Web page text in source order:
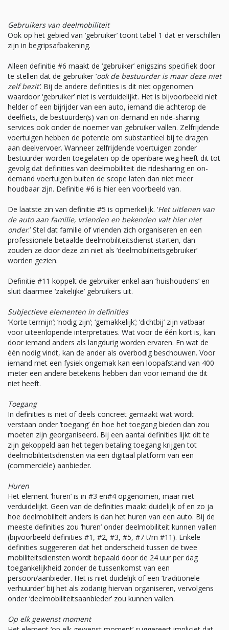
Gebruikers van deelmobiliteit
Ook op het gebied van ‘gebruiker’ toont tabel 1 dat er verschillen
zijn in begripsafbakening.
Alleen definitie #6 maakt de ‘gebruiker’ enigszins specifiek door
te stellen dat de gebruiker ‘ook de bestuurder is maar deze niet
zelf bezit’. Bij de andere definities is dit niet opgenomen
waardoor ‘gebruiker’ niet is verduidelijkt. Het is bijvoorbeeld niet
helder of een bijrijder van een auto, iemand die achterop de
deelfiets, de bestuurder(s) van on-demand en ride-sharing
services ook onder de noemer van gebruiker vallen. Zelfrijdende
voertuigen hebben de potentie om substantieel bij te dragen
aan deelvervoer. Wanneer zelfrijdende voertuigen zonder
bestuurder worden toegelaten op de openbare weg heeft dit tot
gevolg dat definities van deelmobiliteit die ridesharing en on-
demand voertuigen buiten de scope laten dan niet meer
houdbaar zijn. Definitie #6 is hier een voorbeeld van.
De laatste zin van definitie #5 is opmerkelijk. ‘Het uitlenen van
de auto aan familie, vrienden en bekenden valt hier niet
onder.’ Stel dat familie of vrienden zich organiseren en een
professionele betaalde deelmobiliteitsdienst starten, dan
zouden ze door deze zin niet als ‘deelmobiliteitsgebruiker’
worden gezien.
Definitie #11 koppelt de gebruiker enkel aan ‘huishoudens’ en
sluit daarmee ‘zakelijke’ gebruikers uit.
Subjectieve elementen in definities
‘Korte termijn’; ‘nodig zijn’; ‘gemakkelijk’; ‘dichtbij’ zijn vatbaar
voor uiteenlopende interpretaties. Wat voor de één kort is, kan
door iemand anders als langdurig worden ervaren. En wat de
één nodig vindt, kan de ander als overbodig beschouwen. Voor
iemand met een fysiek ongemak kan een loopafstand van 400
meter een andere betekenis hebben dan voor iemand die dit
niet heeft.
Toegang
In definities is niet of deels concreet gemaakt wat wordt
verstaan onder ‘toegang’ én hoe het toegang bieden dan zou
moeten zijn georganiseerd. Bij een aantal definities lijkt dit te
zijn gekoppeld aan het tegen betaling toegang krijgen tot
deelmobiliteitsdiensten via een digitaal platform van een
(commerciële) aanbieder.
Huren
Het element ‘huren’ is in #3 en#4 opgenomen, maar niet
verduidelijkt. Geen van de definities maakt duidelijk of en zo ja
hoe deelmobiliteit anders is dan het huren van een auto. Bij de
meeste definities zou ‘huren’ onder deelmobiliteit kunnen vallen
(bijvoorbeeld definities #1, #2, #3, #5, #7 t/m #11). Enkele
definities suggereren dat het onderscheid tussen de twee
mobiliteitsdiensten wordt bepaald door de 24 uur per dag
toegankelijkheid zonder de tussenkomst van een
persoon/aanbieder. Het is niet duidelijk of een ‘traditionele
verhuurder’ bij het als zodanig hiervan organiseren, vervolgens
onder ‘deelmobiliteitsaanbieder’ zou kunnen vallen.
Op elk gewenst moment